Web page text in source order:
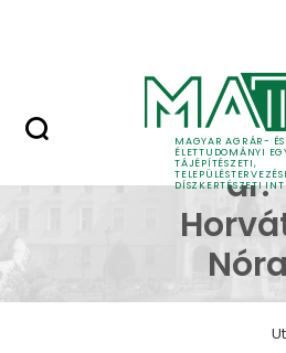
MAGYAR AGRÁR- ÉS
ÉLETTUDOMÁNYI
TÁJÉPÍTÉSZETI,
DÍSZKERTÉSZETI
Hubayné
dr.
Nóra